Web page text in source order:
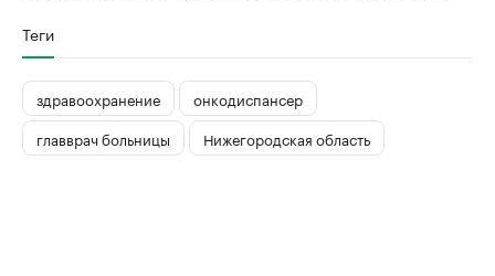
Теги
здравоохранение
онкодиспансер
главврач больницы
Нижегородская область